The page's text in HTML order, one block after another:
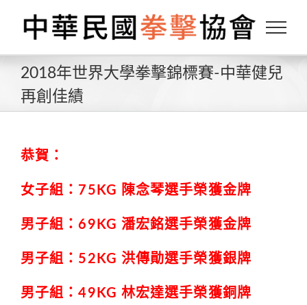
content
2018年世界大學拳擊錦標賽-中華健兒
再創佳績
恭賀：
女子組：75KG 陳念琴選手榮獲金牌
男子組：69KG 潘宏銘選手榮獲金牌
男子組：52KG 洪傳勛選手榮獲銀牌
男子組：49KG 林宏達選手榮獲銅牌